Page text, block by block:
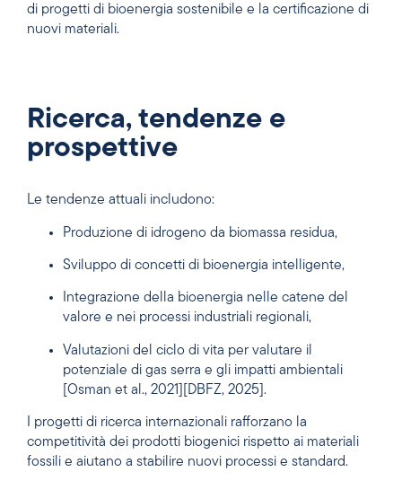
di progetti di bioenergia sostenibile e la certificazione di
nuovi materiali.
Ricerca, tendenze e
prospettive
Le tendenze attuali includono:
Produzione di idrogeno da biomassa residua,
Sviluppo di concetti di bioenergia intelligente,
Integrazione della bioenergia nelle catene del
valore e nei processi industriali regionali,
Valutazioni del ciclo di vita per valutare il
potenziale di gas serra e gli impatti ambientali
[Osman et al., 2021][DBFZ, 2025].
I progetti di ricerca internazionali rafforzano la
competitività dei prodotti biogenici rispetto ai materiali
fossili e aiutano a stabilire nuovi processi e standard.